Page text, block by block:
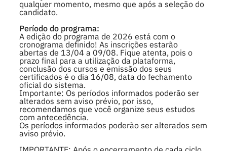
qualquer momento, mesmo que após a seleção do
candidato.
Período do programa:
A edição do programa de 2026 está com o
cronograma definido! As inscrições estarão
abertas de 13/04 a 09/08. Fique atenta, pois o
prazo final para a utilização da plataforma,
conclusão dos cursos e emissão dos seus
certificados é o dia 16/08, data do fechamento
oficial do sistema.
Importante: Os períodos informados poderão ser
alterados sem aviso prévio, por isso,
recomendamos que você organize seus estudos
com antecedência.
Os períodos informados poderão ser alterados sem
aviso prévio.